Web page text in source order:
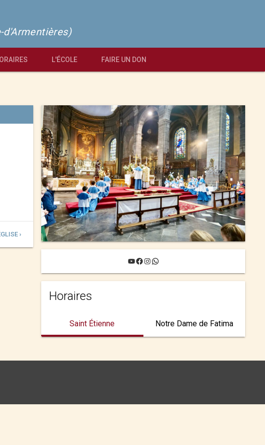
d'Armentières)
L'ÉCOLE FAIRE UN DON
›
YouTube
Facebook
Instagram
WhatsApp
Horaires
Saint Étienne Notre Dame de Fatima